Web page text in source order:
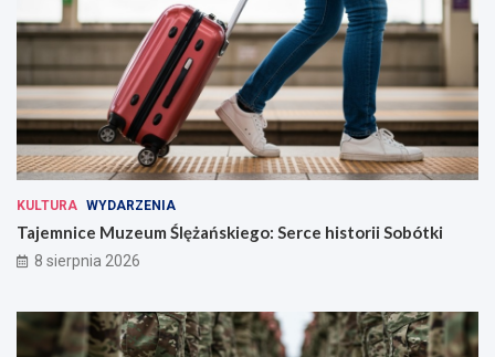
KULTURA WYDARZENIA
Tajemnice Muzeum Ślężańskiego: Serce historii Sobótki
8 sierpnia 2026